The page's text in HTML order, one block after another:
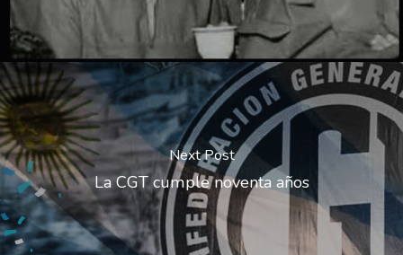
Next Post
La CGT cumple noventa años